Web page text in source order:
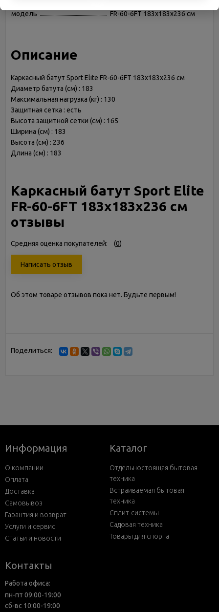
модель
FR-60-6FT 183х183х236 см
Описание
Каркасный батут Sport Elite FR-60-6FT 183х183х236 см
Диаметр батута (см) : 183
Максимальная нагрузка (кг) : 130
Защитная сетка : есть
Высота защитной сетки (см) : 165
Ширина (см) : 183
Высота (см) : 236
Длина (см) : 183
Каркасный батут Sport Elite
FR-60-6FT 183х183х236 см
отзывы
Средняя оценка покупателей: (0)
Написать отзыв
Об этом товаре отзывов пока нет. Будьте первым!
Поделиться:
Информация
О компании
Оплата
Доставка
Самовывоз
Гарантия и возврат
Услуги и сервис
Статьи и новости
Каталог
Отдельностоящая бытовая
техника
Встраиваемая бытовая
техника
Сплит-системы
Садовая техника
Товары для спорта
Контакты
Работа офиса:
пн-пт 09:00-19:00
сб-вс 10:00-19:00